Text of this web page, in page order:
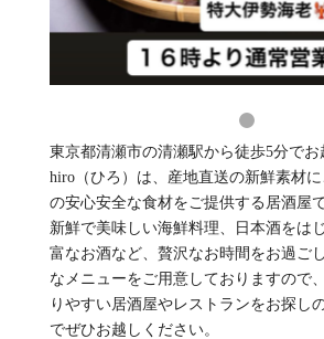
東京都清瀬市の清瀬駅から徒歩5分でお
hiro（ひろ）は、産地直送の新鮮素材
の安心安全な食材をご提供する居酒屋で
新鮮で美味しい海鮮料理、日本酒をは
富なお酒など、贅沢なお時間をお過ご
なメニューをご用意しておりますので
りやすい居酒屋やレストランをお探し
でぜひお越しください。